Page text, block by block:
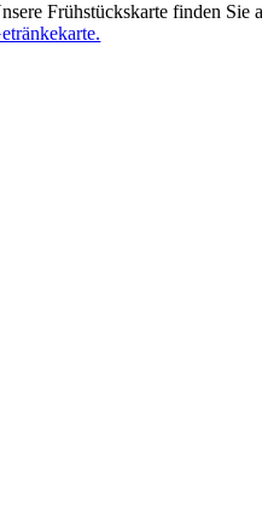
Frühstückskarte finden Sie